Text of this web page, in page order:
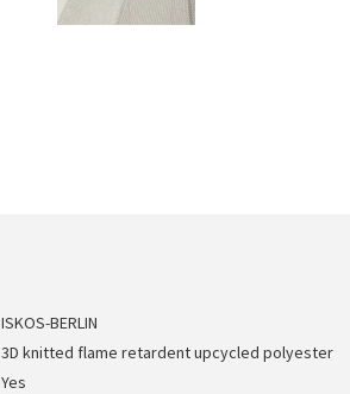
ISKOS-BERLIN
3D knitted flame retardent upcycled polyester
Yes